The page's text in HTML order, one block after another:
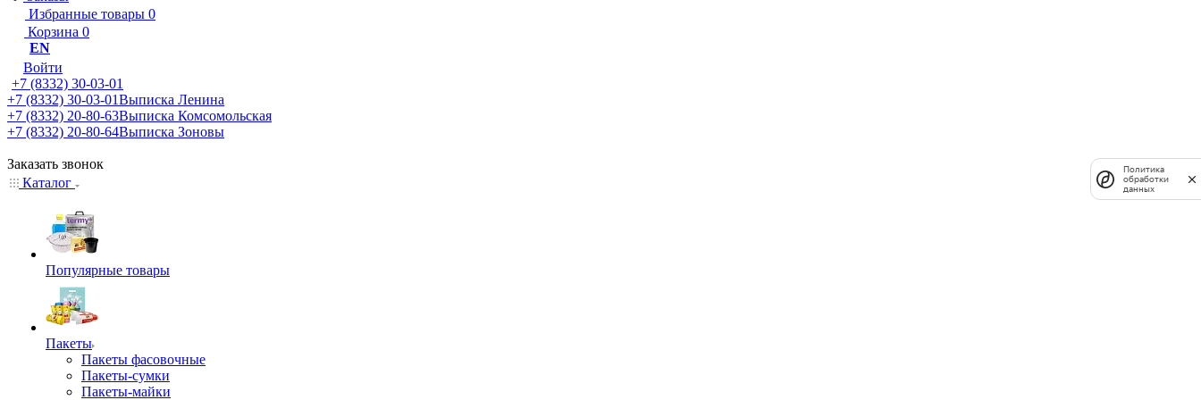
Избранные товары 0
Корзина 0
EN
Войти
+7 (8332) 30-03-01
+7 (8332) 30-03-01Выписка Ленина
+7 (8332) 20-80-63Выписка Комсомольская
+7 (8332) 20-80-64Выписка Зоновы
Заказать звонок
Каталог
Популярные товары
Пакеты
Пакеты фасовочные
Пакеты-сумки
Пакеты-майки
Политика
обработки
данных